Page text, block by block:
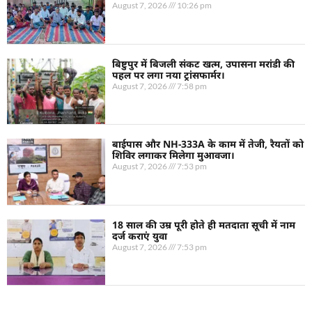
August 7, 2026 10:26 pm
बिष्टुपुर में बिजली संकट खत्म, उपासना मरांडी की
पहल पर लगा नया ट्रांसफार्मर।
August 7, 2026 7:58 pm
बाईपास और NH-333A के काम में तेजी, रैयतों को
शिविर लगाकर मिलेगा मुआवजा।
August 7, 2026 7:53 pm
18 साल की उम्र पूरी होते ही मतदाता सूची में नाम
दर्ज कराएं युवा
August 7, 2026 7:53 pm